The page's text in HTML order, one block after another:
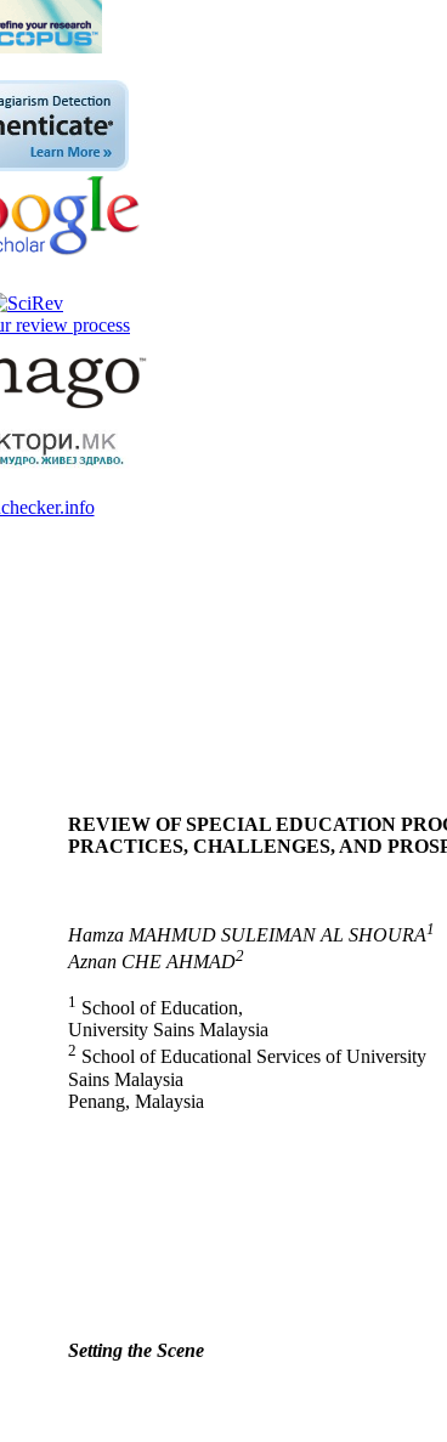
review process
REVIEW OF SPECIAL EDUCATION
PRACTICES, CHALLENGES, AND
Hamza MAHMUD SULEIMAN AL SHOURA1
Aznan CHE AHMAD2
1 School of Education,
University Sains Malaysia
2 School of Educational Services of University
Sains Malaysia
Penang, Malaysia
Setting the Scene